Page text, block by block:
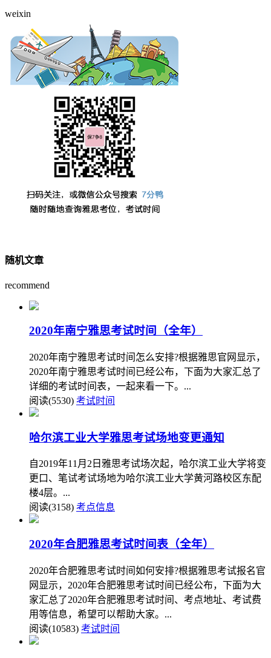
weixin
随机文章
recommend
2020年南宁雅思考试时间（全年）
2020年南宁雅思考试时间怎么安排?根据雅思官网显示，
2020年南宁雅思考试时间已经公布，下面为大家汇总了
详细的考试时间表，一起来看一下。...
阅读(5530) 考试时间
哈尔滨工业大学雅思考试场地变更通知
自2019年11月2日雅思考试场次起，哈尔滨工业大学将变
更口、笔试考试场地为哈尔滨工业大学黄河路校区东配
楼4层。...
阅读(3158) 考点信息
2020年合肥雅思考试时间表（全年）
2020年合肥雅思考试时间如何安排?根据雅思考试报名官
网显示，2020年合肥雅思考试时间已经公布，下面为大
家汇总了2020年合肥雅思考试时间、考点地址、考试费
用等信息，希望可以帮助大家。...
阅读(10583) 考试时间